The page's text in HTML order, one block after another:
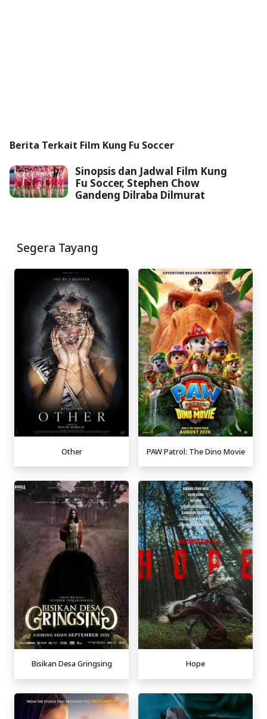
Berita Terkait Film Kung Fu Soccer
Sinopsis dan Jadwal Film Kung
Fu Soccer, Stephen Chow
Gandeng Dilraba Dilmurat
Segera Tayang
Other PAW Patrol: The Dino Movie
Bisikan Desa Gringsing Hope